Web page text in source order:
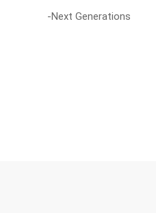
-Next Generations